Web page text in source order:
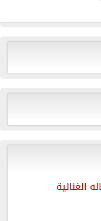
الغنائية